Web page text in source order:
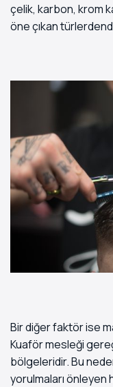
çelik, karbon, krom
öne çıkan
Bir diğer faktör ise
Kuaför mesleği
bölgeleridir. Bu
yorulmaları önleyen